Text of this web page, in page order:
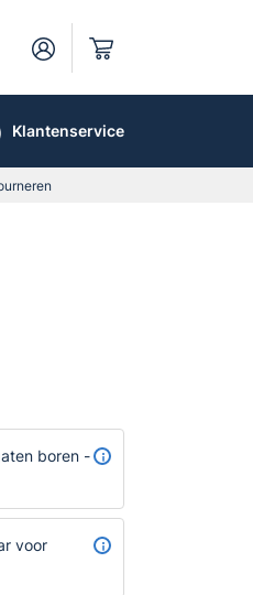
Klantenservice
boren -
voor